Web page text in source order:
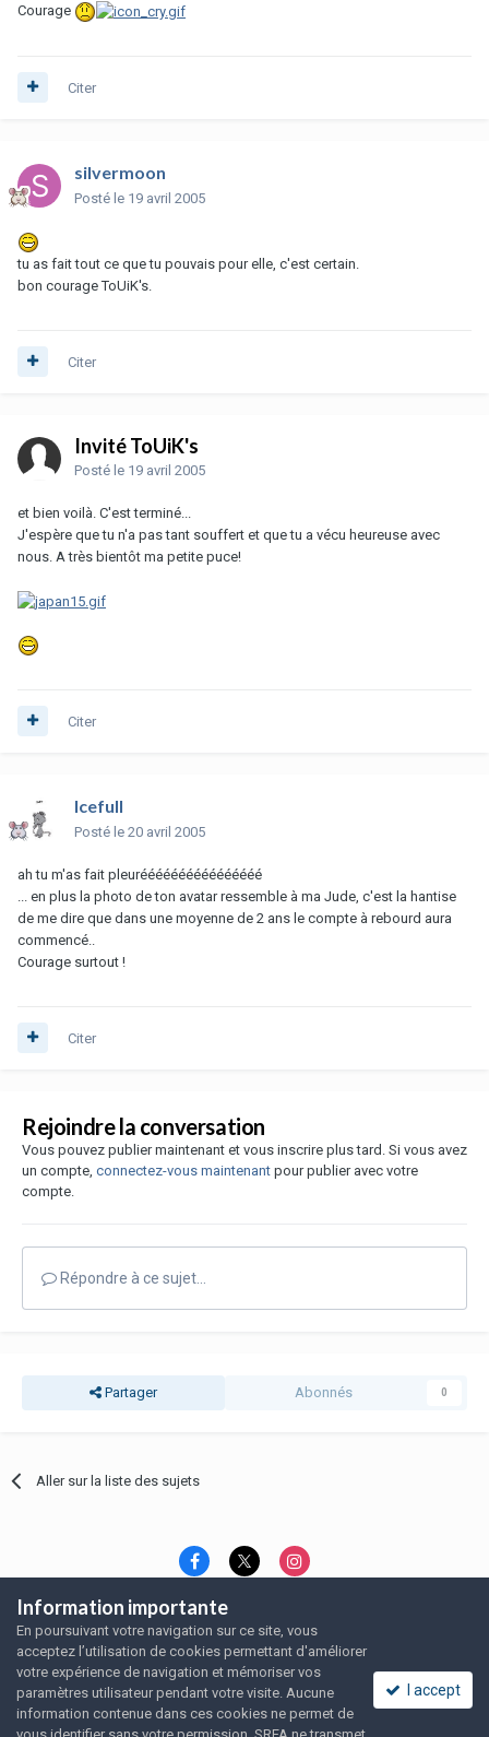
Courage
Citer
silvermoon
Posté le 19 avril 2005
tu as fait tout ce que tu pouvais pour elle, c'est certain.
bon courage ToUiK's.
Citer
Invité ToUiK's
Posté le 19 avril 2005
et bien voilà. C'est terminé...
J'espère que tu n'a pas tant souffert et que tu a vécu heureuse avec
nous. A très bientôt ma petite puce!
Citer
Icefull
Posté le 20 avril 2005
ah tu m'as fait pleuréééééééééééééééé
... en plus la photo de ton avatar ressemble à ma Jude, c'est la hantise
de me dire que dans une moyenne de 2 ans le compte à rebourd aura
commencé..
Courage surtout !
Citer
Rejoindre la conversation
Vous pouvez publier maintenant et vous inscrire plus tard. Si vous avez
un compte, connectez-vous maintenant pour publier avec votre
compte.
Répondre à ce sujet…
Partager Abonnés 0
Aller sur la liste des sujets
Langue Thème
Politique de confidentialité
Nous contacter
Nous contacter
SRFA, l'association des amoureux du rat domestique
Powered by Invision Community
Information importante
En poursuivant votre navigation sur ce site, vous
acceptez l’utilisation de cookies permettant d'améliorer
votre expérience de navigation et mémoriser vos
paramètres utilisateur pendant votre visite. Aucune
information contenue dans ces cookies ne permet de
I accept